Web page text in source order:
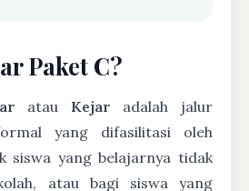
Paket C?
atau Kejar adalah jalur
yang difasilitasi oleh
siswa yang belajarnya tidak
atau bagi siswa yang